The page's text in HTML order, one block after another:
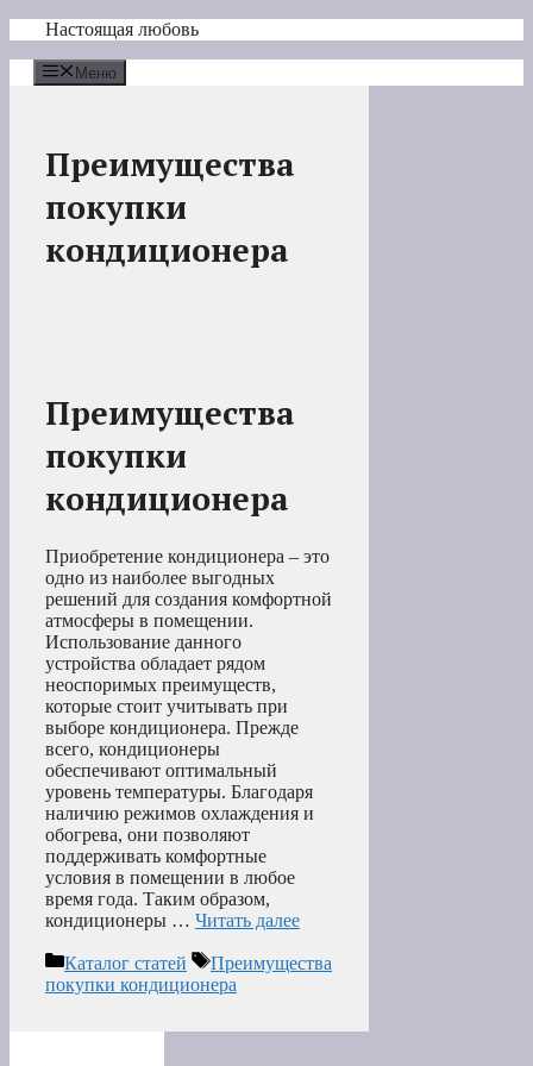
Перейти
содержимому
Настоящая любовь
Меню
Преимущества
покупки
кондиционера
Преимущества
покупки
кондиционера
Приобретение кондиционера – это
одно из наиболее выгодных
решений для создания комфортной
атмосферы в помещении.
Использование данного
устройства обладает рядом
неоспоримых преимуществ,
которые стоит учитывать при
выборе кондиционера. Прежде
всего, кондиционеры
обеспечивают оптимальный
уровень температуры. Благодаря
наличию режимов охлаждения и
обогрева, они позволяют
поддерживать комфортные
условия в помещении в любое
время года. Таким образом,
кондиционеры … Читать далее
Рубрики
Каталог статей Метки
Преимущества
покупки кондиционера